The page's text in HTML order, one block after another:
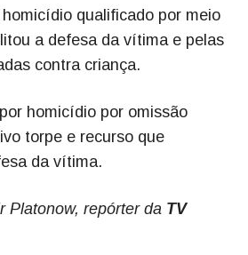
qualificado por meio
a defesa da vítima e pelas
contra criança.
homicídio por omissão
torpe e recurso que
da vítima.
Platonow, repórter da TV